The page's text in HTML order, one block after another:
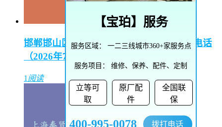
邯郸邯山区陵园路街道播威维修保养服务电话
（2026年7月最新）
1 阅读
【宝珀】服务
服务区域： 一二三线城市360+家服务点
服务项目： 维修、保养、配件、定制
立等可
取
原厂配
件
全国联
保
400-995-0078 拨打电话